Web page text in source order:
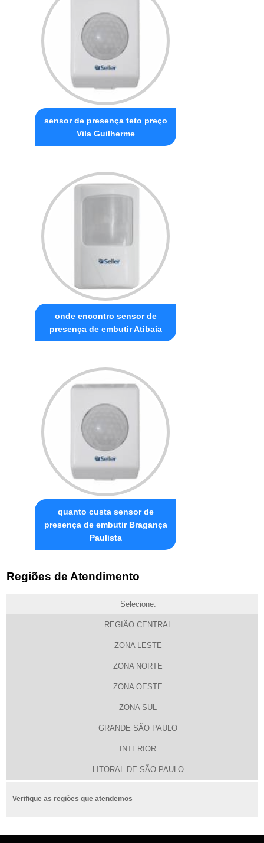
sensor de presença teto preço
Vila Guilherme
onde encontro sensor de
presença de embutir Atibaia
quanto custa sensor de
presença de embutir Bragança
Paulista
Regiões de Atendimento
Selecione:
REGIÃO CENTRAL
ZONA LESTE
ZONA NORTE
ZONA OESTE
ZONA SUL
GRANDE SÃO PAULO
INTERIOR
LITORAL DE SÃO PAULO
Verifique as regiões que atendemos